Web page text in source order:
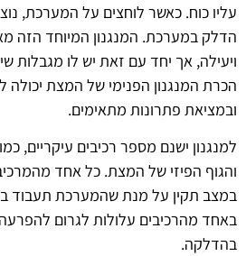
עליו כוח. כאשר לוחצים על המערכת,
הדלק במערכת. המנגנון המיוחד הזה
ויעילה, אך יחד עם זאת יש לו מגבלות
הכרת המנגנון הפנימי של המצת יכולה
ובמציאת פתרונות מתאימים.
למנגנון ישנם מספר רכיבים עיקריים,
והגוף הפיזי של המצת. כל אחד
במצב תקין על מנת שהמערכת תעבוד
באחד מהרכיבים עלולות לגרום
בהדלקה.